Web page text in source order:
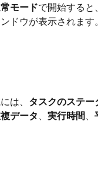
モードで開始すると
ドウが表示されます。
は、 タスクのステー
データ、 実行時間、